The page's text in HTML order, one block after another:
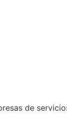
de